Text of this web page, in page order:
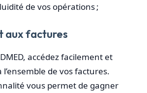
de vos opérations ;
aux factures
accédez facilement et
de vos factures.
vous permet de gagner